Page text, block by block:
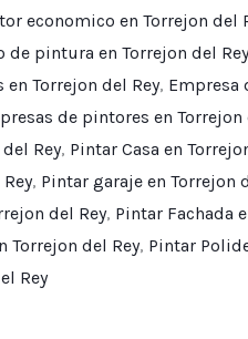
economico en Torrejon del
de pintura en Torrejon del Rey
Torrejon del Rey, Empresa
de pintores en Torrejon
Rey, Pintar Casa en
, Pintar garaje en Torrejon
del Rey, Pintar Fachada
Torrejon del Rey, Pintar
Rey